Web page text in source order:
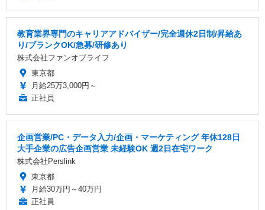
教育業界専門のキャリアアドバイザー/完全週休2日制/昇給あ
り/ブランクOK/急募/研修あり
株式会社ファンオブライフ
東京都
月給25万3,000円～
正社員
企画営業/PC・データ入力/企画・マーケティング 年休128日
大手企業の広告企画営業 未経験OK 週2日在宅ワーク
株式会社Perslink
東京都
月給30万円～40万円
正社員